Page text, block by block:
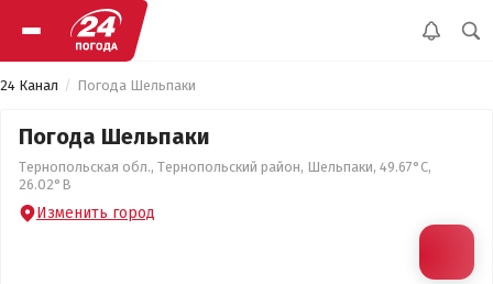
24 Канал Погода Шельпаки
Погода Шельпаки
Тернопольская обл., Тернопольский район, Шельпаки, 49.67°С,
26.02°В
Изменить город